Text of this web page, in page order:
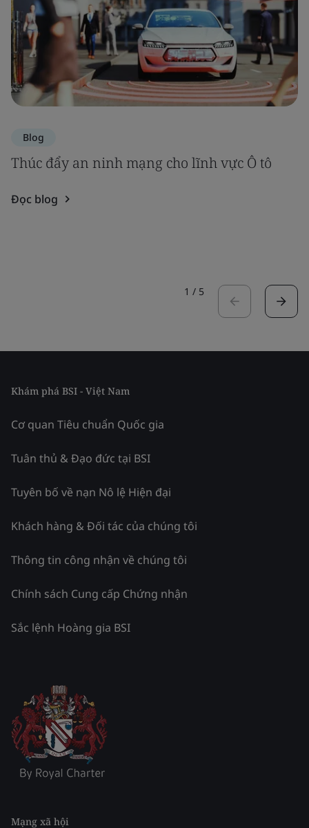
Blog
Thúc đẩy an ninh mạng cho lĩnh vực Ô tô
Đọc blog
1 / 5
Khám phá BSI - Việt Nam
Cơ quan Tiêu chuẩn Quốc gia
Tuân thủ & Đạo đức tại BSI
Tuyên bố về nạn Nô lệ Hiện đại
Khách hàng & Đối tác của chúng tôi
Thông tin công nhận về chúng tôi
Chính sách Cung cấp Chứng nhận
Sắc lệnh Hoàng gia BSI
Mạng xã hội